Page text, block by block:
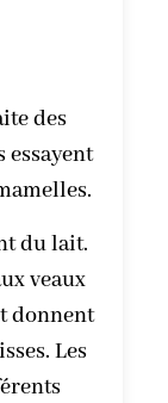
des
essayent
du lait.
veaux
donnent
Les